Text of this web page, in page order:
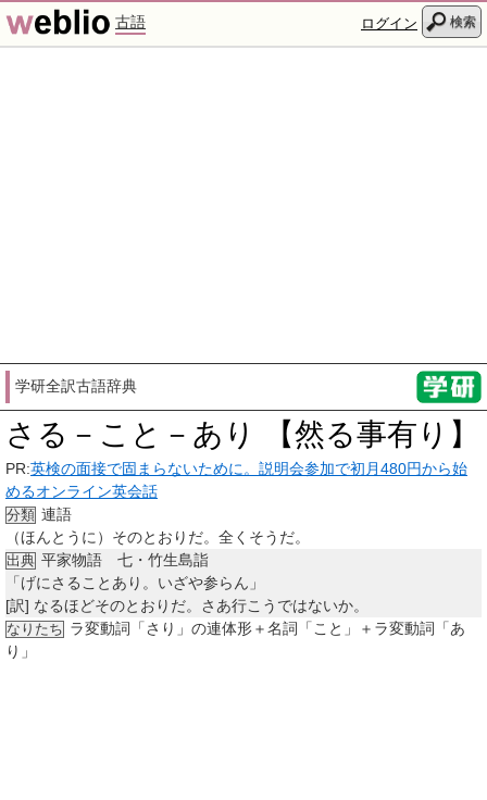
古語 ログイン 検索
学研全訳古語辞典
さる－こと－あり 【然る事有り】
PR:英検の面接で固まらないために。説明会参加で初月480円から始
めるオンライン英会話
分類 連語
（ほんとうに）そのとおりだ。全くそうだ。
出典 平家物語 七・竹生島詣
「げにさることあり。いざや参らん」
[訳] なるほどそのとおりだ。さあ行こうではないか。
なりたち ラ変動詞「さり」の連体形＋名詞「こと」＋ラ変動詞「あ
り」